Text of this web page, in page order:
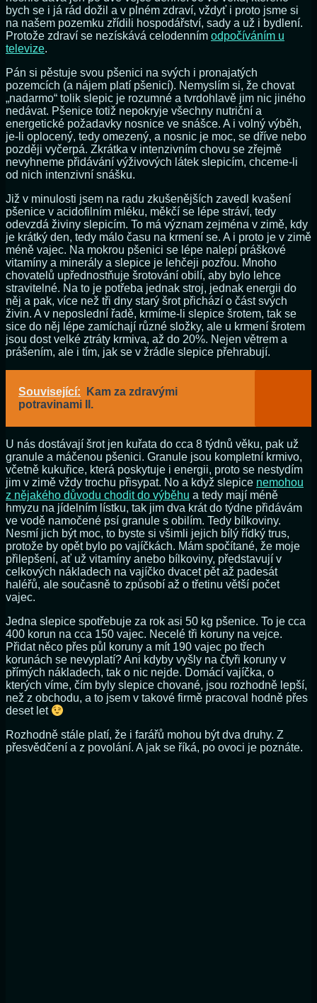
bych se i já rád dožil a v plném zdraví, vždyť i proto jsme si
na našem pozemku zřídili hospodářství, sady a už i bydlení.
Protože zdraví se nezískává celodenním odpočíváním u
televize.
Pán si pěstuje svou pšenici na svých i pronajatých
pozemcích (a nájem platí pšenicí). Nemyslím si, že chovat
„nadarmo“ tolik slepic je rozumné a tvrdohlavě jim nic jiného
nedávat. Pšenice totiž nepokryje všechny nutriční a
energetické požadavky nosnice ve snášce. A i volný výběh,
je-li oplocený, tedy omezený, a nosnic je moc, se dříve nebo
později vyčerpá. Zkrátka v intenzivním chovu se zřejmě
nevyhneme přidávání výživových látek slepicím, chceme-li
od nich intenzivní snášku.
Již v minulosti jsem na radu zkušenějších zavedl kvašení
pšenice v acidofilním mléku, měkčí se lépe stráví, tedy
odevzdá živiny slepicím. To má význam zejména v zimě, kdy
je krátký den, tedy málo času na krmení se. A i proto je v zimě
méně vajec. Na mokrou pšenici se lépe nalepí práškové
vitamíny a minerály a slepice je lehčeji pozřou. Mnoho
chovatelů upřednostňuje šrotování obilí, aby bylo lehce
stravitelné. Na to je potřeba jednak stroj, jednak energii do
něj a pak, více než tři dny starý šrot přichází o část svých
živin. A v neposlední řadě, krmíme-li slepice šrotem, tak se
sice do něj lépe zamíchají různé složky, ale u krmení šrotem
jsou dost velké ztráty krmiva, až do 20%. Nejen větrem a
prášením, ale i tím, jak se v žrádle slepice přehrabují.
Související:
Kam za zdravými
potravinami II.
U nás dostávají šrot jen kuřata do cca 8 týdnů věku, pak už
granule a máčenou pšenici. Granule jsou kompletní krmivo,
včetně kukuřice, která poskytuje i energii, proto se nestydím
jim v zimě vždy trochu přisypat. No a když slepice nemohou
z nějakého důvodu chodit do výběhu a tedy mají méně
hmyzu na jídelním lístku, tak jim dva krát do týdne přidávám
ve vodě namočené psí granule s obilím. Tedy bílkoviny.
Nesmí jich být moc, to byste si všimli jejich bílý řídký trus,
protože by opět bylo po vajíčkách. Mám spočítané, že moje
přilepšení, ať už vitamíny anebo bílkoviny, představují v
celkových nákladech na vajíčko dvacet pět až padesát
haléřů, ale současně to způsobí až o třetinu větší počet
vajec.
Jedna slepice spotřebuje za rok asi 50 kg pšenice. To je cca
400 korun na cca 150 vajec. Necelé tři koruny na vejce.
Přidat něco přes půl koruny a mít 190 vajec po třech
korunách se nevyplatí? Ani kdyby vyšly na čtyři koruny v
přímých nákladech, tak o nic nejde. Domácí vajíčka, o
kterých víme, čím byly slepice chované, jsou rozhodně lepší,
než z obchodu, a to jsem v takové firmě pracoval hodně přes
deset let
Rozhodně stále platí, že i farářů mohou být dva druhy. Z
přesvědčení a z povolání. A jak se říká, po ovoci je poznáte.